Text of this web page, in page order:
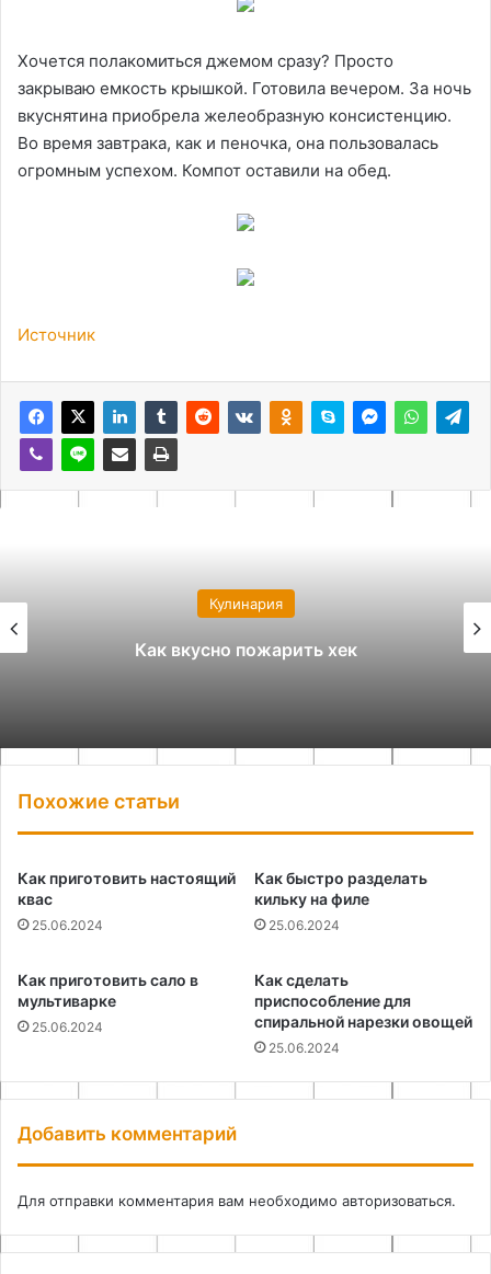
Хочется полакомиться джемом сразу? Просто
закрываю емкость крышкой. Готовила вечером. За ночь
вкуснятина приобрела желеобразную консистенцию.
Во время завтрака, как и пеночка, она пользовалась
огромным успехом. Компот оставили на обед.
Источник
Кулинария
Как вкусно пожарить хек
Похожие статьи
Как приготовить настоящий
квас
25.06.2024
Как быстро разделать
кильку на филе
25.06.2024
Как приготовить сало в
мультиварке
25.06.2024
Как сделать
приспособление для
спиральной нарезки овощей
25.06.2024
Добавить комментарий
Для отправки комментария вам необходимо авторизоваться.